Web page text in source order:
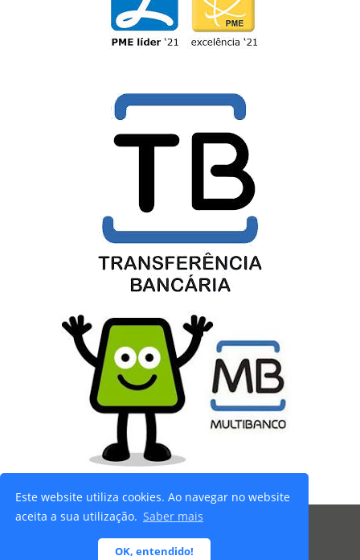
Este website utiliza cookies. Ao navegar no website
aceita a sua utilização. Saber mais
OK, entendido!
© 2026 Ibersafety - Todos os direitos reservados |
Termos e Condições